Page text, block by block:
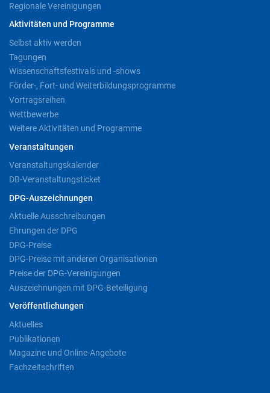
Regionale Vereinigungen
Aktivitäten und Programme
Selbst aktiv werden
Tagungen
Wissenschaftsfestivals und -shows
Förder-, Fort- und Weiterbildungsprogramme
Vortragsreihen
Wettbewerbe
Weitere Aktivitäten und Programme
Veranstaltungen
Veranstaltungskalender
DB-Veranstaltungsticket
DPG-Auszeichnungen
Aktuelle Ausschreibungen
Ehrungen der DPG
DPG-Preise
DPG-Preise mit anderen Organisationen
Preise der DPG-Vereinigungen
Auszeichnungen mit DPG-Beteiligung
Veröffentlichungen
Aktuelles
Publikationen
Magazine und Online-Angebote
Fachzeitschriften